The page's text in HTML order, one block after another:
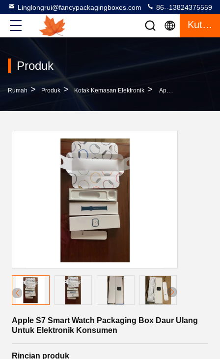
Linglongrui@fancypackagingboxes.com 86--13824375559
Kutipan
Produk
Rumah > Produk > Kotak Kemasan Elektronik > Apple S7 Smart Watch Packaging Box Daur Ulang Untuk Elektronik Konsumen
Apple S7 Smart Watch Packaging Box Daur Ulang
Untuk Elektronik Konsumen
Rincian produk